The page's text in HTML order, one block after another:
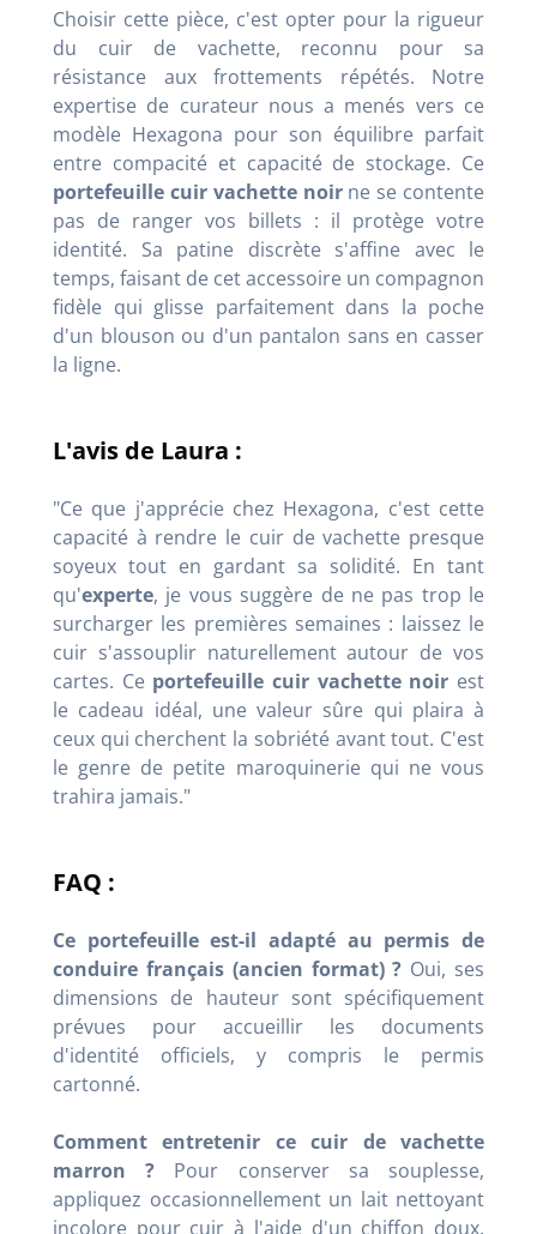
Choisir cette pièce, c'est opter pour la rigueur
du cuir de vachette, reconnu pour sa
résistance aux frottements répétés. Notre
expertise de curateur nous a menés vers ce
modèle Hexagona pour son équilibre parfait
entre compacité et capacité de stockage. Ce
portefeuille cuir vachette noirne se contente
pas de ranger vos billets : il protège votre
identité. Sa patine discrète s'affine avec le
temps, faisant de cet accessoire un compagnon
fidèle qui glisse parfaitement dans la poche
d'un blouson ou d'un pantalon sans en casser
la ligne.
L'avis de Laura :
"Ce que j'apprécie chez Hexagona, c'est cette
capacité à rendre le cuir de vachette presque
soyeux tout en gardant sa solidité. En tant
qu'experte, je vous suggère de ne pas trop le
surcharger les premières semaines : laissez le
cuir s'assouplir naturellement autour de vos
cartes. Ce portefeuille cuir vachette noir est
le cadeau idéal, une valeur sûre qui plaira à
ceux qui cherchent la sobriété avant tout. C'est
le genre de petite maroquinerie qui ne vous
trahira jamais."
FAQ :
Ce portefeuille est-il adapté au permis de
conduire français (ancien format) ? Oui, ses
dimensions de hauteur sont spécifiquement
prévues pour accueillir les documents
d'identité officiels, y compris le permis
cartonné.
Comment entretenir ce cuir de vachette
marron ? Pour conserver sa souplesse,
appliquez occasionnellement un lait nettoyant
incolore pour cuir à l'aide d'un chiffon doux.